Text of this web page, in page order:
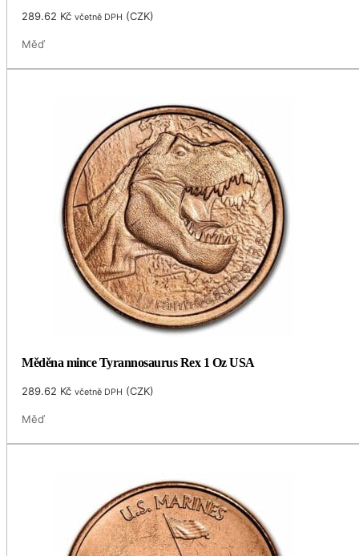
289.62 Kč včetně DPH (CZK)
Měď
Měděna mince Tyrannosaurus Rex 1 Oz USA
289.62 Kč včetně DPH (CZK)
Měď